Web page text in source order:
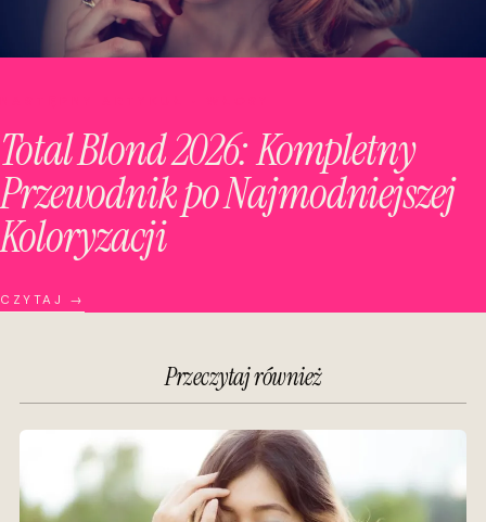
Total Blond 2026: Kompletny
Przewodnik po Najmodniejszej
Koloryzacji
CZYTAJ →
Przeczytaj również